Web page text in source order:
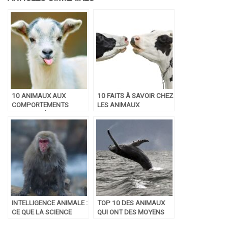
10 ANIMAUX AUX
COMPORTEMENTS
10 FAITS À SAVOIR CHEZ
LES ANIMAUX
INTELLIGENCE ANIMALE :
CE QUE LA SCIENCE
TOP 10 DES ANIMAUX
QUI ONT DES MOYENS